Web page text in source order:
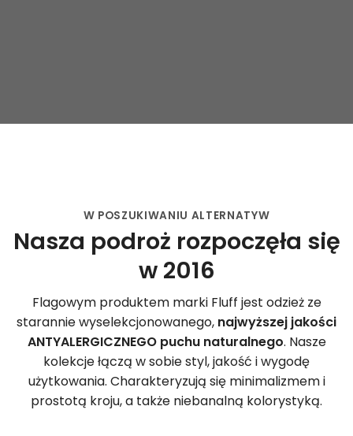
W POSZUKIWANIU ALTERNATYW
Nasza podroż rozpoczęła się
w 2016
Flagowym produktem marki Fluff jest odzież ze
starannie wyselekcjonowanego, najwyższej jakości
ANTYALERGICZNEGO puchu naturalnego. Nasze
kolekcje łączą w sobie styl, jakość i wygodę
użytkowania. Charakteryzują się minimalizmem i
prostotą kroju, a także niebanalną kolorystyką.